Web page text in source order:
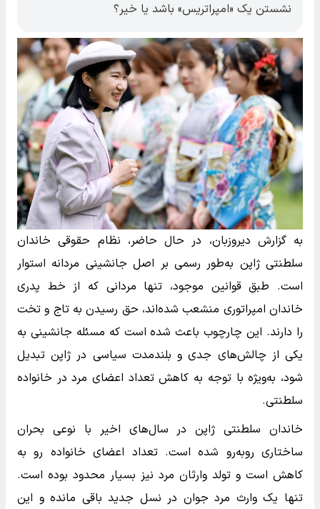
نشستن یک «امپراتریس» باشد یا خیر؟
به گزارش دیروزبان، در حال حاضر، نظام حقوقی خاندان
سلطنتی ژاپن به‌طور رسمی بر اصل جانشینی مردانه استوار
است. طبق قوانین موجود، تنها مردانی که از خط پدری
خاندان امپراتوری منشعب شده‌اند، حق رسیدن به تاج و تخت
را دارند. این چارچوب باعث شده است که مسئله جانشینی به
یکی از چالش‌های جدی و بلندمدت سیاسی در ژاپن تبدیل
شود، به‌ویژه با توجه به کاهش تعداد اعضای مرد در خانواده
سلطنتی.
خاندان سلطنتی ژاپن در سال‌های اخیر با نوعی بحران
ساختاری روبه‌رو شده است. تعداد اعضای خانواده رو به
کاهش است و تولد وارثان مرد نیز بسیار محدود بوده است.
تنها یک وارث مرد جوان در نسل جدید باقی مانده و این